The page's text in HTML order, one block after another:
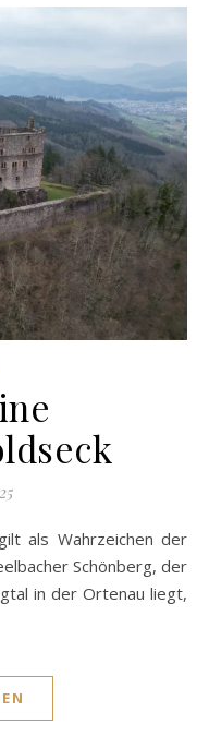
Schönberg, der
in der Ortenau liegt,